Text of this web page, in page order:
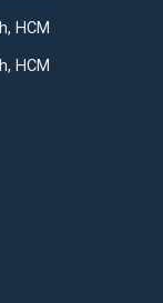
HCM
HCM